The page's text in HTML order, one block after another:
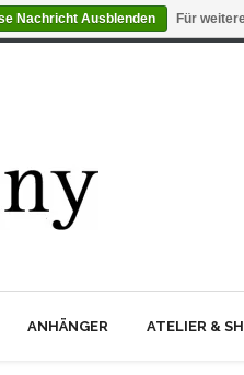
ANHÄNGER ATELIER &
Nachricht Ausblenden Für